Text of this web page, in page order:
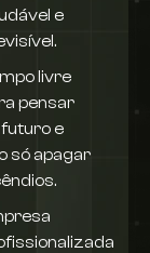
e
livre
pensar
e
só apagar